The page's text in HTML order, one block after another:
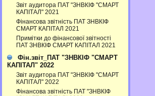
Звіт аудитора ПАТ "ЗНВКІФ "СМАРТ
КАПІТАЛ" 2021
Фінансова звітність ПАТ ЗНВКІФ
СМАРТ КАПІТАЛ 2021
Примітки до фінансової звітності
ПАТ ЗНВКІФ СМАРТ КАПІТАЛ 2021
Фін.звіт_ПАТ "ЗНВКІФ "СМАРТ
КАПІТАЛ" 2022
Звіт аудитора ПАТ "ЗНВКІФ "СМАРТ
КАПІТАЛ" 2022
Фінансова звітність ПАТ "ЗНВКІФ